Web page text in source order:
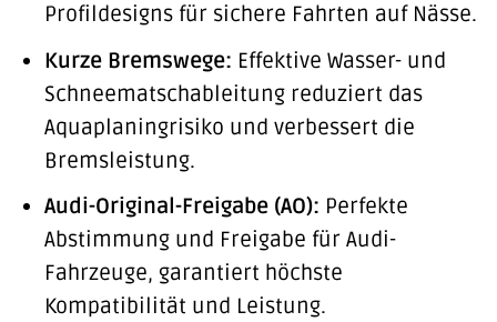
Profildesigns für sichere Fahrten auf Nässe.
Kurze Bremswege: Effektive Wasser- und
Schneematschableitung reduziert das
Aquaplaningrisiko und verbessert die
Bremsleistung.
Audi-Original-Freigabe (AO): Perfekte
Abstimmung und Freigabe für Audi-
Fahrzeuge, garantiert höchste
Kompatibilität und Leistung.